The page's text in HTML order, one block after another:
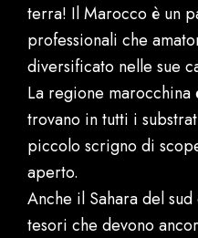
terra! Il Marocco è un
professionali che
diversificato nelle sue
La regione
trovano in tutti i
piccolo scrigno di
aperto.
Anche il Sahara del
tesori che devono